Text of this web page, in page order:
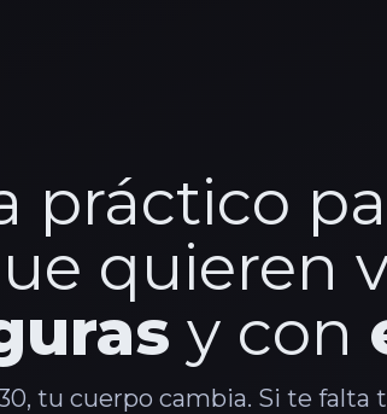
práctico
quieren
y con
tu cuerpo cambia. Si te